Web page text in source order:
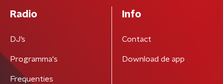
Radio
DJ’s
Programma's
Frequenties
Info
Contact
Download de app